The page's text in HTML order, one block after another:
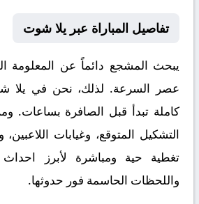
تفاصيل المباراة عبر يلا شوت
يبحث المشجع دائماً عن المعلومة
عصر السرعة. لذلك، نحن في يلا
كاملة تبدأ قبل الصافرة بساعات.
التشكيل المتوقع، وغيابات اللاعبين،
تغطية حية ومباشرة لأبرز احداث
واللحظات الحاسمة فور حدوثها.